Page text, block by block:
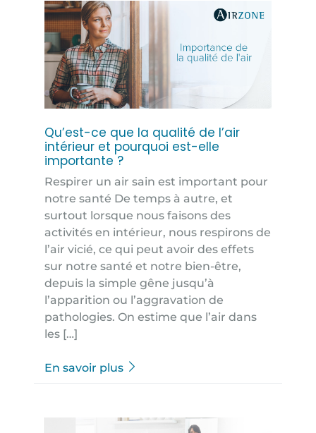
Qu’est-ce que la qualité de l’air
intérieur et pourquoi est-elle
importante ?
Respirer un air sain est important pour
notre santé De temps à autre, et
surtout lorsque nous faisons des
activités en intérieur, nous respirons de
l’air vicié, ce qui peut avoir des effets
sur notre santé et notre bien-être,
depuis la simple gêne jusqu’à
l’apparition ou l’aggravation de
pathologies. On estime que l’air dans
les […]
En savoir plus